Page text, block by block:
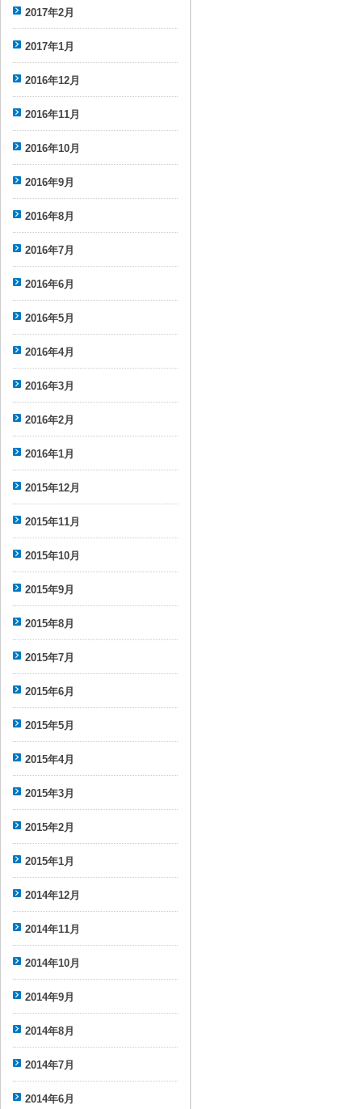
2017年2月
2017年1月
2016年12月
2016年11月
2016年10月
2016年9月
2016年8月
2016年7月
2016年6月
2016年5月
2016年4月
2016年3月
2016年2月
2016年1月
2015年12月
2015年11月
2015年10月
2015年9月
2015年8月
2015年7月
2015年6月
2015年5月
2015年4月
2015年3月
2015年2月
2015年1月
2014年12月
2014年11月
2014年10月
2014年9月
2014年8月
2014年7月
2014年6月